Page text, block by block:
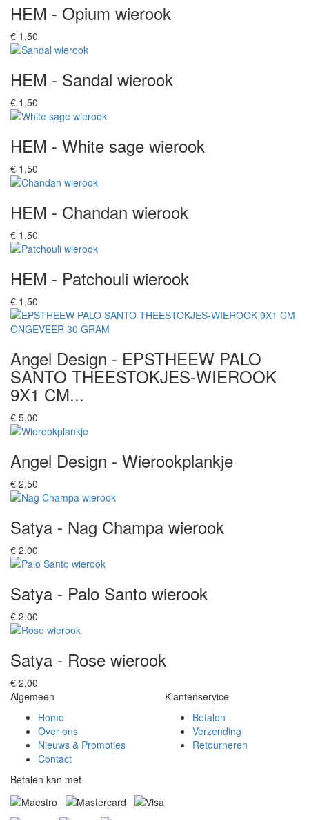
HEM - Opium wierook
€ 1,50
HEM - Sandal wierook
€ 1,50
HEM - White sage wierook
€ 1,50
HEM - Chandan wierook
€ 1,50
HEM - Patchouli wierook
€ 1,50
Angel Design - EPSTHEEW PALO
SANTO THEESTOKJES-WIEROOK
9X1 CM...
€ 5,00
Angel Design - Wierookplankje
€ 2,50
Satya - Nag Champa wierook
€ 2,00
Satya - Palo Santo wierook
€ 2,00
Satya - Rose wierook
€ 2,00
Algemeen
Home
Over ons
Nieuws & Promoties
Contact
Klantenservice
Betalen
Verzending
Retourneren
Betalen kan met